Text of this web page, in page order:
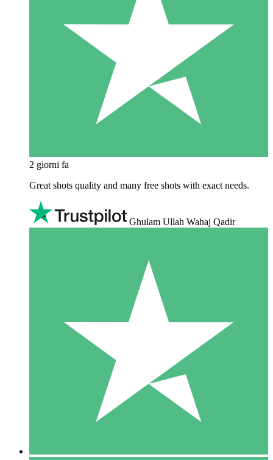
2 giorni fa
Great shots quality and many free shots with exact needs.
Ghulam Ullah Wahaj Qadir